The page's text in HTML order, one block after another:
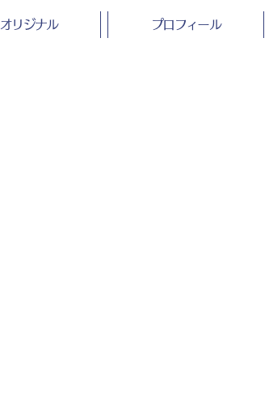
オリジナル プロフィール